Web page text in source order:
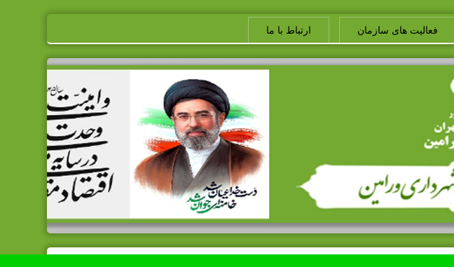
فعالیت های سازمان ارتباط با ما